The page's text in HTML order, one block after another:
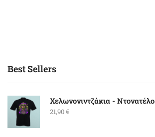
Best Sellers
Χελωνονιντζάκια - Ντονατέλο
21,90€